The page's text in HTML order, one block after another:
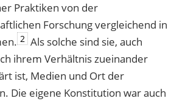
Praktiken von der
Forschung vergleichend in
2 Als solche sind sie, auch
ihrem Verhältnis zueinander
ist, Medien und Ort der
Die eigene Konstitution war auch